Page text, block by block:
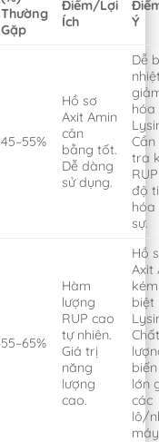
Thường
Gặp
Điểm/Lợi
Ích
Ý
45–55%
Hồ sơ
Axit Amin
cân
bằng tốt.
Dễ dàng
sử dụng.
Dễ
hóa
tra
độ
hóa
sự.
55–65%
Hàm
lượng
RUP cao
tự nhiên.
Giá trị
năng
lượng
cao.
Hồ
Axit
biệt
lớn
các
lô/